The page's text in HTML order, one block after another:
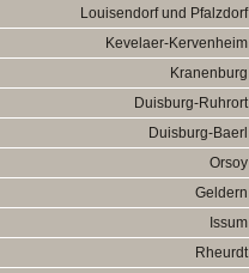
Louisendorf und Pfalzdorf
Kevelaer-Kervenheim
Kranenburg
Duisburg-Ruhrort
Duisburg-Baerl
Orsoy
Geldern
Issum
Rheurdt